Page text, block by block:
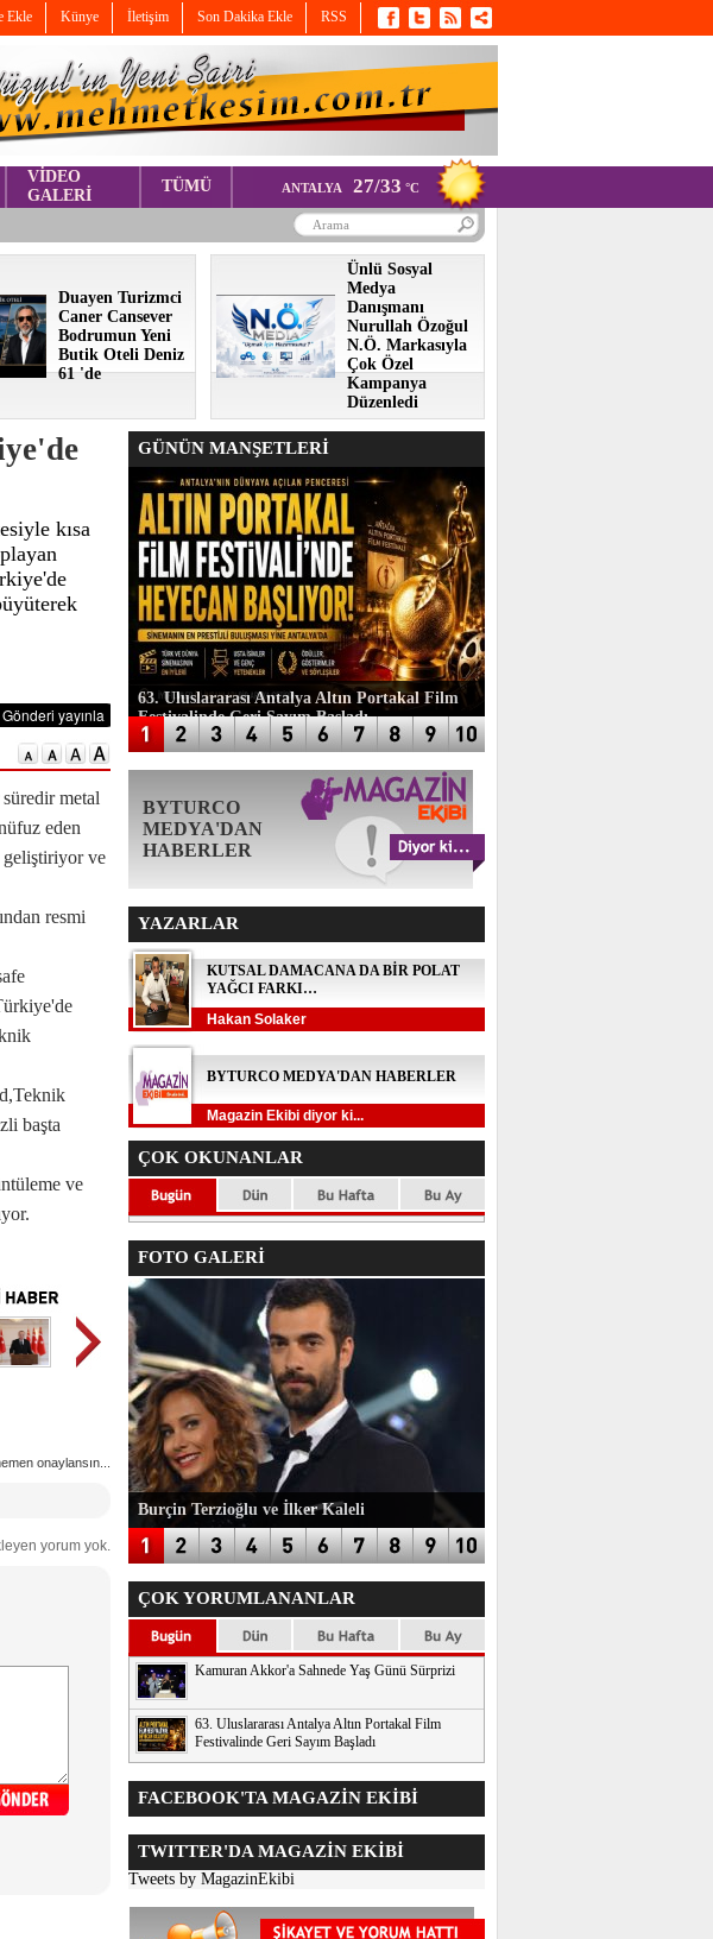
Ekle Künye İletişim Son Dakika Ekle RSS
VİDEO
GALERİ
TÜMÜ ANTALYA 27/33 °C
Duayen Turizmci
Caner Cansever
Bodrumun Yeni
Butik Oteli Deniz
61 'de
Ünlü Sosyal
Medya
Danışmanı
Nurullah Özoğul
N.Ö. Markasıyla
Çok Özel
Kampanya
Düzenledi
kısa
metal
eden
geliştiriyor ve
resmi
başta
ve
onaylansın...
yorum yok.
GÜNÜN MANŞETLERİ
63. Uluslararası Antalya Altın Portakal Film
Festivalinde Geri Sayım Başladı
BYTURCO
MEDYA'DAN
HABERLER
YAZARLAR
KUTSAL DAMACANA DA BİR POLAT
YAĞCI FARKI…
Hakan Solaker
BYTURCO MEDYA'DAN HABERLER
Magazin Ekibi diyor ki...
ÇOK OKUNANLAR
FOTO GALERİ
Burçin Terzioğlu ve İlker Kaleli
ÇOK YORUMLANANLAR
Kamuran Akkor'a Sahnede Yaş Günü Sürprizi
63. Uluslararası Antalya Altın Portakal Film
Festivalinde Geri Sayım Başladı
FACEBOOK'TA MAGAZİN EKİBİ
TWITTER'DA MAGAZİN EKİBİ
Tweets by MagazinEkibi